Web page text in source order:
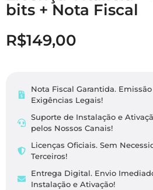
bits + Nota Fiscal
R$149,00
Nota Fiscal Garantida.
Exigências Legais​!
Suporte de Instalação e
pelos Nossos Canais!
Licenças Oficiais. Sem
Terceiros!
Entrega Digital. Envio
Instalação e Ativação!